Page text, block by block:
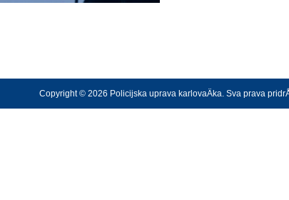
Copyright © 2026 Policijska uprava karlovaÄka. Sva prava